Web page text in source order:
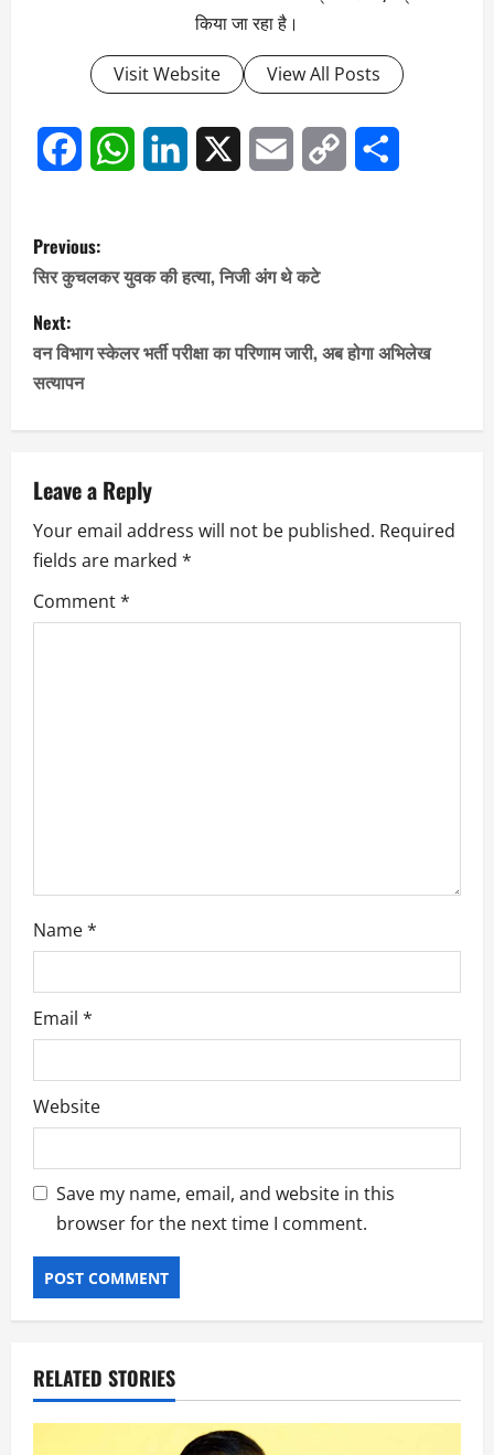
किया जा रहा है।
Visit Website View All Posts
FacebookWhatsAppLinkedIn Email
Copy
P
o
s
t
n
a
v
i
g
Previous:
सिर कुचलकर युवक की हत्या, निजी अंग थे कटे
Next:
वन विभाग स्केलर भर्ती परीक्षा का परिणाम जारी, अब होगा अभिलेख
सत्यापन
Leave a Reply
Your email address will not be published. Required
fields are marked *
Comment*
Name*
Email *
Website
Save my name, email, and website in this
browser for the next time I comment.
RELATED STORIES